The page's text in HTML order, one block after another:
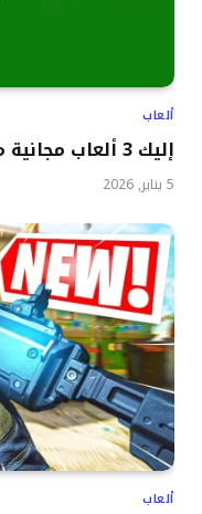
ألعاب
إليك 3 ألعاب مجانية متاحة عبر منصات إكس بوكس.
5 يناير, 2026
ألعاب